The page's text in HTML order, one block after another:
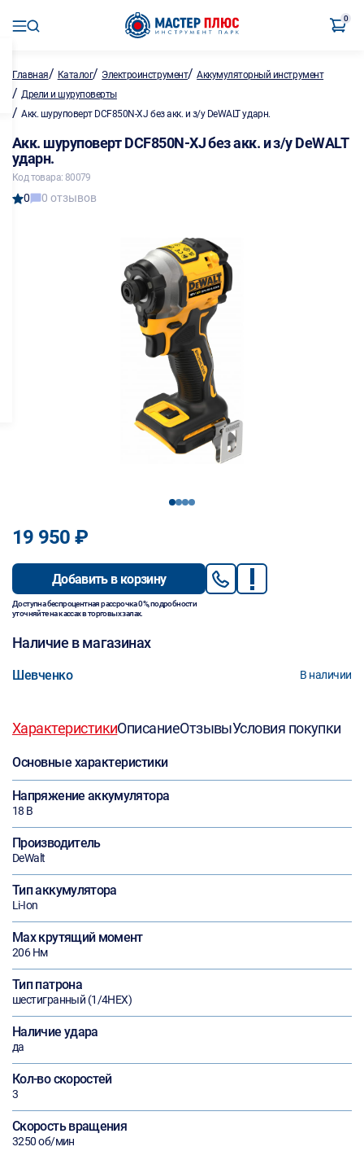
0
Главная/ Каталог/ Электроинструмент/Аккумуляторный инструмент
/ Дрели и шуруповерты
/ Акк. шуруповерт DCF850N-XJ без акк. и з/у DeWALT ударн.
Акк. шуруповерт DCF850N-XJ без акк. и з/у DeWALT
ударн.
Код товара: 80079
0 0 отзывов
1234
19 950 ₽
Добавить в корзину
Доступна беспроцентная рассрочка 0%, подробности
уточняйте на кассах в торговых залах.
Наличие в магазинах
Шевченко В наличии
ХарактеристикиОписаниеОтзывыУсловия покупки
Основные характеристики
Напряжение аккумулятора
18 В
Производитель
DeWalt
Тип аккумулятора
Li-Ion
Max крутящий момент
206 Нм
Тип патрона
шестигранный (1/4HEX)
Наличие удара
да
Кол-во скоростей
3
Скорость вращения
3250 об/мин